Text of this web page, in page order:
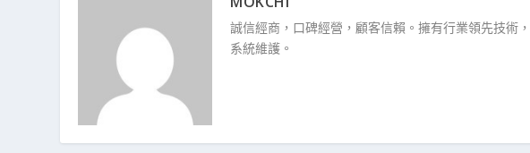
誠信經商，口碑經營，顧客信賴。擁有行業領先技術
系統維護。